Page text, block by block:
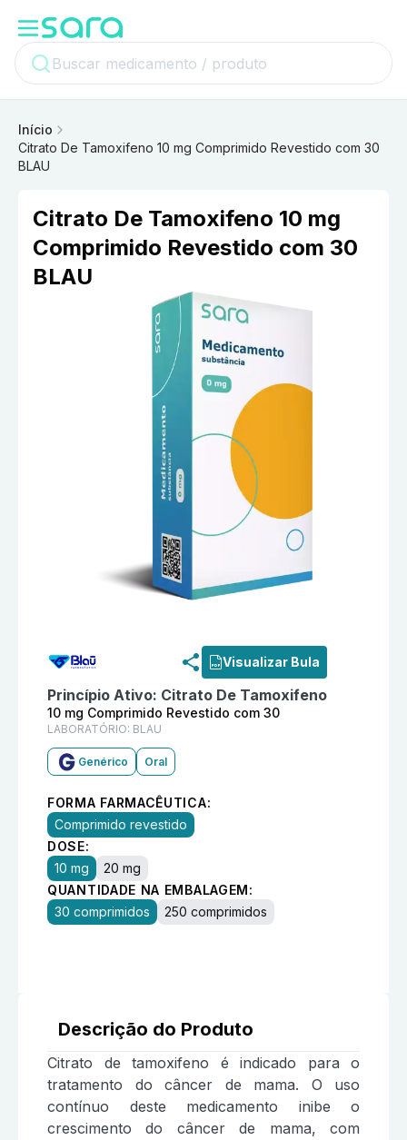
Início
Citrato De Tamoxifeno 10 mg Comprimido Revestido com 30
BLAU
Citrato De Tamoxifeno 10 mg
Comprimido Revestido com 30
BLAU
Visualizar Bula
Princípio Ativo: Citrato De Tamoxifeno
10 mg Comprimido Revestido com 30
LABORATÓRIO: BLAU
Genérico Oral
FORMA FARMACÊUTICA:
Comprimido revestido
DOSE:
10 mg
20 mg
QUANTIDADE NA EMBALAGEM:
30 comprimidos
250 comprimidos
Descrição do Produto
Citrato de tamoxifeno é indicado para o
tratamento do câncer de mama. O uso
contínuo deste medicamento inibe o
crescimento do câncer de mama, com